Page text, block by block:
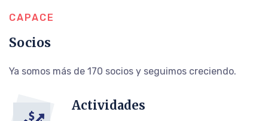
CAPACE
Socios
Ya somos más de 170 socios y seguimos creciendo.
Actividades